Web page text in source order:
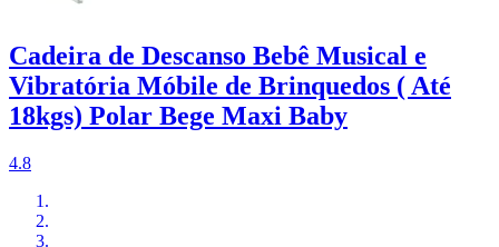
Cadeira de Descanso Bebê Musical e
Vibratória Móbile de Brinquedos ( Até
18kgs) Polar Bege Maxi Baby
4.8